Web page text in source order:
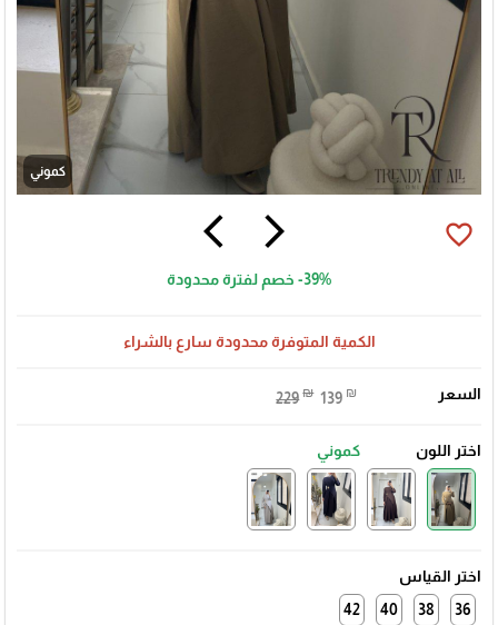
كموني
arrow_forward_ios
arrow_back_ios favorite_border
-39% خصم لفترة محدودة
الكمية المتوفرة محدودة سارع بالشراء
السعر 229 ₪ 139 ₪
اختر اللون كموني
اختر القياس
36
38
40
42